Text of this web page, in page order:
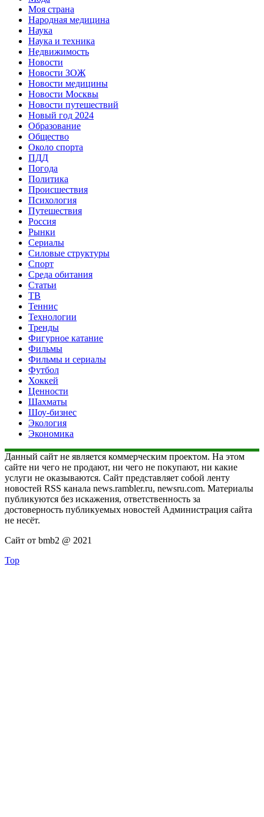
Моя страна
Народная медицина
Наука
Наука и техника
Недвижимость
Новости
Новости ЗОЖ
Новости медицины
Новости Москвы
Новости путешествий
Новый год 2024
Образование
Общество
Около спорта
ПДД
Погода
Политика
Происшествия
Психология
Путешествия
Россия
Рынки
Сериалы
Силовые структуры
Спорт
Среда обитания
Статьи
ТВ
Теннис
Технологии
Тренды
Фигурное катание
Фильмы
Фильмы и сериалы
Футбол
Хоккей
Ценности
Шахматы
Шоу-бизнес
Экология
Экономика
Данный сайт не является коммерческим проектом. На этом
сайте ни чего не продают, ни чего не покупают, ни какие
услуги не оказываются. Сайт представляет собой ленту
новостей RSS канала news.rambler.ru, newsru.com. Материалы
публикуются без искажения, ответственность за
достоверность публикуемых новостей Администрация сайта
не несёт.
Сайт от bmb2 @ 2021
Top